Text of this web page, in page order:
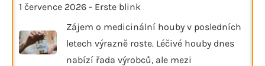
1 července 2026 - Erste blink
Zájem o medicinální houby v posledních
letech výrazně roste. Léčivé houby dnes
nabízí řada výrobců, ale mezi